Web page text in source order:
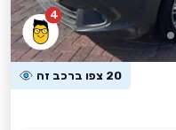
4
20 צפו ברכב זה